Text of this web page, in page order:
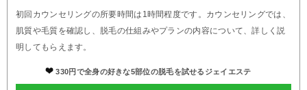
初回カウンセリングの所要時間は1時間程度です。カウンセリングでは、
肌質や毛質を確認し、脱毛の仕組みやプランの内容について、詳しく説
明してもらえます。
330円で全身の好きな5部位の脱毛を試せるジェイエステ